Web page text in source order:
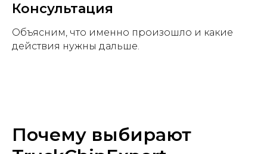
Консультация
Объясним, что именно произошло и какие
действия нужны дальше.
Почему выбирают